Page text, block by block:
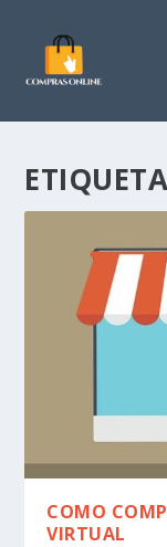
COMO
VIRTUAL